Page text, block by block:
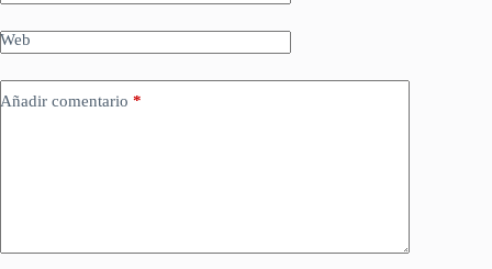
Web
Añadir comentario *